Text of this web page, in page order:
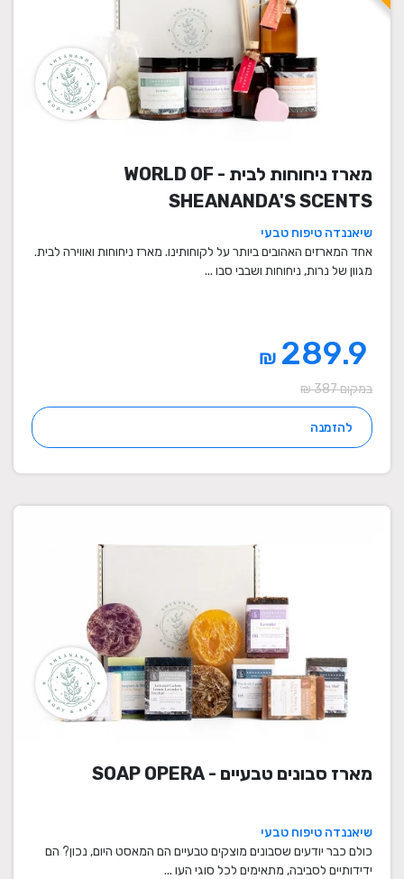
מארז ניחוחות לבית - WORLD OF
SHEANANDA'S SCENTS
שיאננדה טיפוח טבעי
אחד המארזים האהובים ביותר על לקוחותינו. מארז ניחוחות ואווירה לבית.
מגוון של נרות, ניחוחות ושבבי סבו ...
289.9
₪
במקום 387 ₪
להזמנה
מארז סבונים טבעיים - SOAP OPERA
שיאננדה טיפוח טבעי
כולם כבר יודעים שסבונים מוצקים טבעיים הם המאסט היום, נכון? הם
ידידותיים לסביבה, מתאימים לכל סוגי העו ...